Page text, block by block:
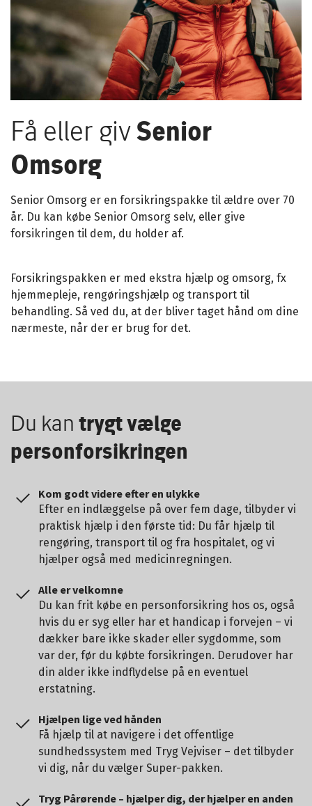
Få eller givSenior
Omsorg
Senior Omsorg er en forsikringspakke til ældre over 70
år. Du kan købe Senior Omsorg selv, eller give
forsikringen til dem, du holder af.
Forsikringspakken er med ekstra hjælp og omsorg, fx
hjemmepleje, rengøringshjælp og transport til
behandling. Så ved du, at der bliver taget hånd om dine
nærmeste, når der er brug for det.
Du kan trygt vælge
personforsikringen
Kom godt videre efter en ulykke
Efter en indlæggelse på over fem dage, tilbyder vi
praktisk hjælp i den første tid: Du får hjælp til
rengøring, transport til og fra hospitalet, og vi
hjælper også med medicinregningen.
Alle er velkomne
Du kan frit købe en personforsikring hos os, også
hvis du er syg eller har et handicap i forvejen – vi
dækker bare ikke skader eller sygdomme, som
var der, før du købte forsikringen. Derudover har
din alder ikke indflydelse på en eventuel
erstatning.
Hjælpen lige ved hånden
Få hjælp til at navigere i det offentlige
sundhedssystem med Tryg Vejviser – det tilbyder
vi dig, når du vælger Super-pakken.
Tryg Pårørende – hjælper dig, der hjælper en anden